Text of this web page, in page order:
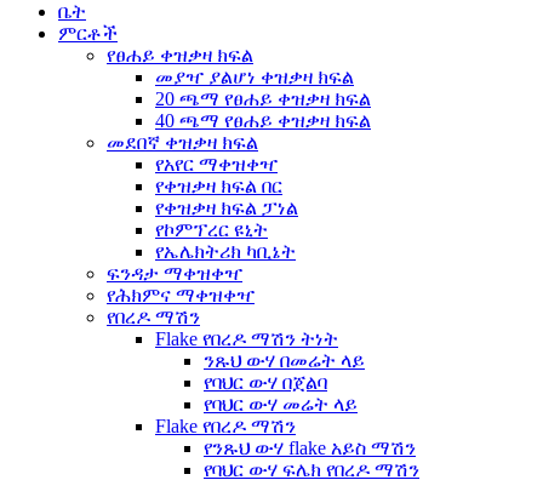
ቤት
ምርቶች
የፀሐይ ቀዝቃዛ ክፍል
መያዣ ያልሆነ ቀዝቃዛ ክፍል
20 ጫማ የፀሐይ ቀዝቃዛ ክፍል
40 ጫማ የፀሐይ ቀዝቃዛ ክፍል
መደበኛ ቀዝቃዛ ክፍል
የአየር ማቀዝቀዣ
የቀዝቃዛ ክፍል በር
የቀዝቃዛ ክፍል ፓነል
የኮምፕረር ዩኒት
የኤሌክትሪክ ካቢኔት
ፍንዳታ ማቀዝቀዣ
የሕክምና ማቀዝቀዣ
የበረዶ ማሽን
Flake የበረዶ ማሽን ትነት
ንጹህ ውሃ በመሬት ላይ
የባህር ውሃ በጀልባ
የባህር ውሃ መሬት ላይ
Flake የበረዶ ማሽን
የንጹህ ውሃ flake አይስ ማሽን
የባህር ውሃ ፍሌክ የበረዶ ማሽን